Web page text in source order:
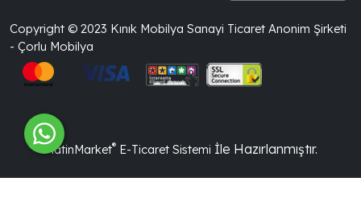
Copyright © 2023 Kınık Mobilya Sanayi Ticaret Anonim Şirketi
- Çorlu Mobilya
PlatinMarket® E-Ticaret Sistemi İle Hazırlanmıştır.